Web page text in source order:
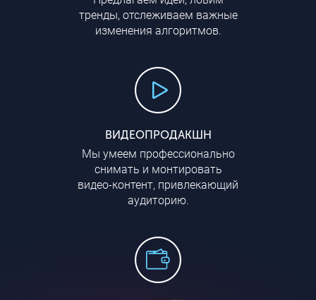
тренды, отслеживаем важные
изменения алгоритмов.
ВИДЕОПРОДАКШН
Мы умеем профессионально
снимать и монтировать
видео-контент, привлекающий
аудиторию.